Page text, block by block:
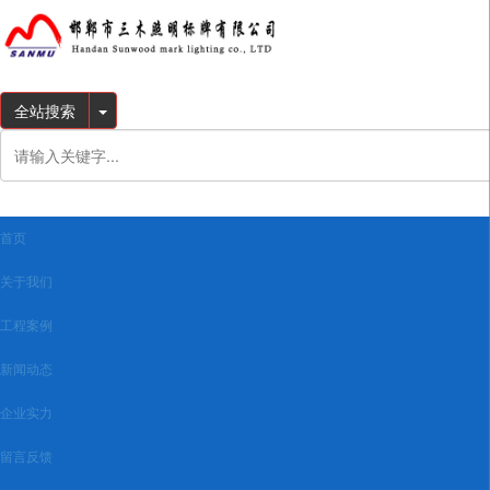
全站搜索
首页
关于我们
工程案例
新闻动态
企业实力
留言反馈